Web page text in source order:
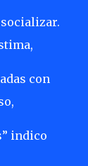
con
indico